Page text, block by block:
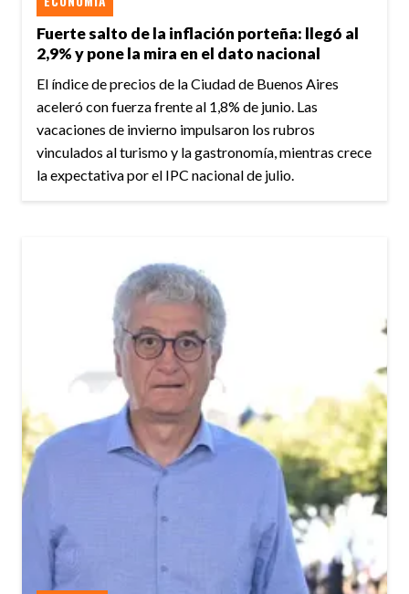
Fuerte salto de la inflación porteña: llegó al
2,9% y pone la mira en el dato nacional
El índice de precios de la Ciudad de Buenos Aires
aceleró con fuerza frente al 1,8% de junio. Las
vacaciones de invierno impulsaron los rubros
vinculados al turismo y la gastronomía, mientras crece
la expectativa por el IPC nacional de julio.